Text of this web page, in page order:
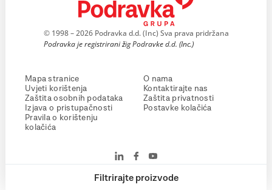
Filtrirajte proizvode
© 1998 – 2026 Podravka d.d. (Inc) Sva prava pridržana
Podravka je registrirani žig Podravke d.d. (Inc.)
Mapa stranice
Uvjeti korištenja
Zaštita osobnih podataka
Izjava o pristupačnosti
Pravila o korištenju
kolačića
O nama
Kontaktirajte nas
Zaštita privatnosti
Postavke kolačića